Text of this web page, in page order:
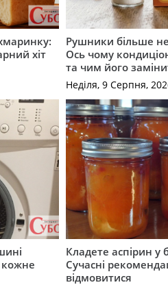
хіт
Рушники більше
Ось чому
та чим його
Неділя, 9 Серпня,
кожне
Кладете аспірин у
Сучасні
відмовитися